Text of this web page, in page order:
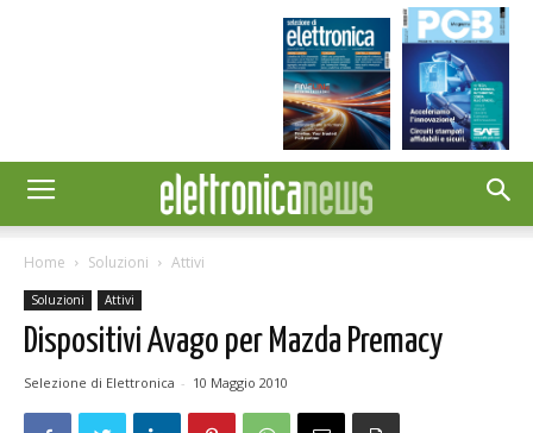
Home Soluzioni Attivi
Soluzioni Attivi
Dispositivi Avago per Mazda Premacy
Selezione di Elettronica - 10 Maggio 2010